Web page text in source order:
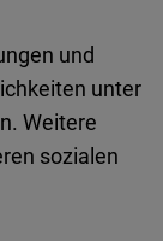
und
unter
Weitere
sozialen